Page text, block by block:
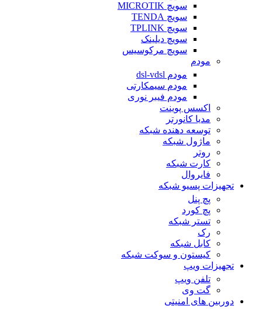
سویچ MICROTIK
سویچ TENDA
سویچ TPLINK
سویچ دیلینک
سویچ مرکوسیس
مودم
مودم dsl-vdsl
مودم سیمکارتی
مودم فیبر نوری
اکسس پوینت
مدیا کانورتر
توسعه دهنده شبکه
ماژول شبکه
روتر
کارت شبکه
فایروال
تجهیزات پسیو شبکه
پچ پنل
پچ کورد
تستر شبکه
رک
کابل شبکه
کیستون و سوکت شبکه
تجهیزات ویپ
تلفن ویپ
گت وی
دوربین های امنیتی